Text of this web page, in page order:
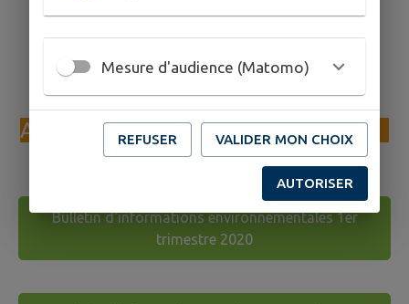
ANNÉE 2020
Bulletin d'informations environnementales 1er
trimestre 2020
Mesure d'audience (Matomo)
REFUSER VALIDER MON CHOIX
AUTORISER